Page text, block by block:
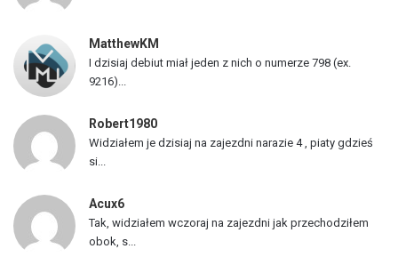
w
MatthewKM
I dzisiaj debiut miał jeden z nich o numerze 798 (ex.
9216)...
Robert1980
Widziałem je dzisiaj na zajezdni narazie 4 , piaty gdzieś
si...
Acux6
Tak, widziałem wczoraj na zajezdni jak przechodziłem
obok, s...